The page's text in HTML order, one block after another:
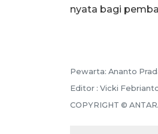
nyata bagi
Pewarta: Ananto
Editor : Vicki
COPYRIGHT ©